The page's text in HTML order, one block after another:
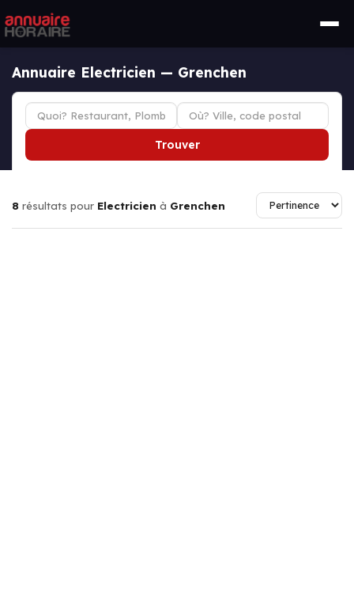
Annuaire Electricien — Grenchen
Trouver
8 résultats pour Electricien à Grenchen